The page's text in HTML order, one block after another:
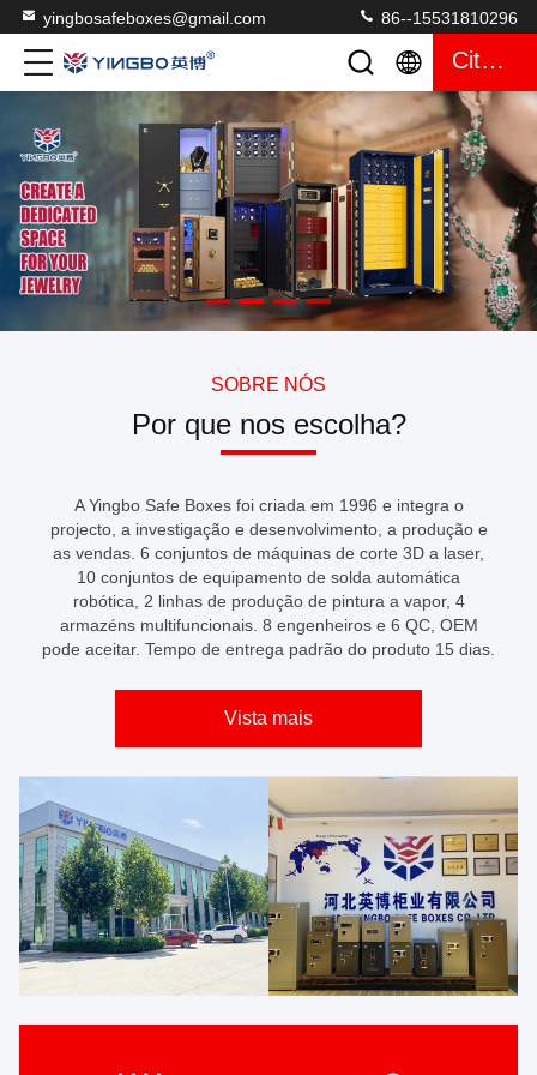
yingbosafeboxes@gmail.com 86--15531810296
Citações
SOBRE NÓS
Por que nos escolha?
A Yingbo Safe Boxes foi criada em 1996 e integra o
projecto, a investigação e desenvolvimento, a produção e
as vendas. 6 conjuntos de máquinas de corte 3D a laser,
10 conjuntos de equipamento de solda automática
robótica, 2 linhas de produção de pintura a vapor, 4
armazéns multifuncionais. 8 engenheiros e 6 QC, OEM
pode aceitar. Tempo de entrega padrão do produto 15 dias.
Vista mais